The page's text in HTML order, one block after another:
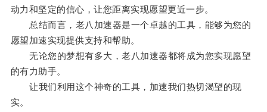
动力和坚定的信心，让您距离实现愿望更近一步。
总结而言，老八加速器是一个卓越的工具，能够为您的
愿望加速实现提供支持和帮助。
无论您的梦想有多大，老八加速器都将成为您实现愿望
的有力助手。
让我们利用这个神奇的工具，加速我们热切渴望的现
实。